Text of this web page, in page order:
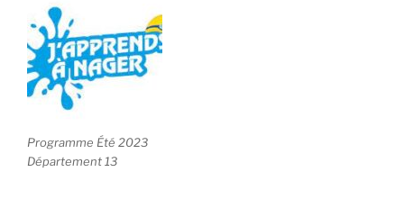
Programme Été 2023
Département 13